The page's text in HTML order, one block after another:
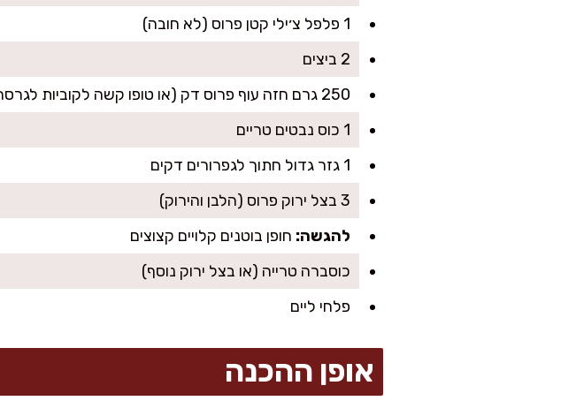
1 פלפל צ׳ילי קטן פרוס (לא חובה)
2 ביצים
250 גרם חזה עוף פרוס דק (או טופו קשה לקוביות לגרסה צמחונית)
1 כוס נבטים טריים
1 גזר גדול חתוך לגפרורים דקים
3 בצל ירוק פרוס (הלבן והירוק)
להגשה: חופן בוטנים קלויים קצוצים
כוסברה טרייה (או בצל ירוק נוסף)
פלחי ליים
אופן ההכנה